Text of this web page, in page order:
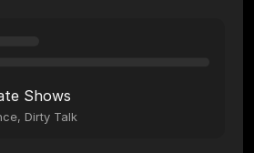
Shows
Dirty Talk